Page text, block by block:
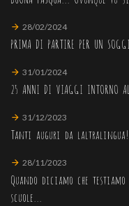
28/02/2024
PRIMA DI PARTIRE PER UN
31/01/2024
25 ANNI DI VIAGGI INTORNO
31/12/2023
Tanti auguri da laltralingua!
28/11/2023
Quando diciamo che
scuole...